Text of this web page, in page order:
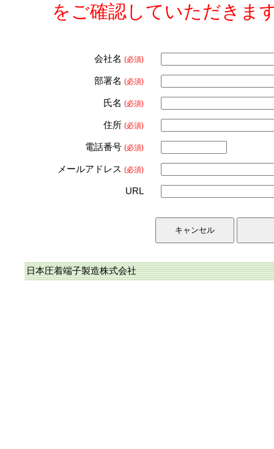
をご確認していただきま
会社名 (必須)
部署名 (必須)
氏名 (必須)
住所 (必須)
電話番号 (必須)
メールアドレス (必須)
URL
日本圧着端子製造株式会社